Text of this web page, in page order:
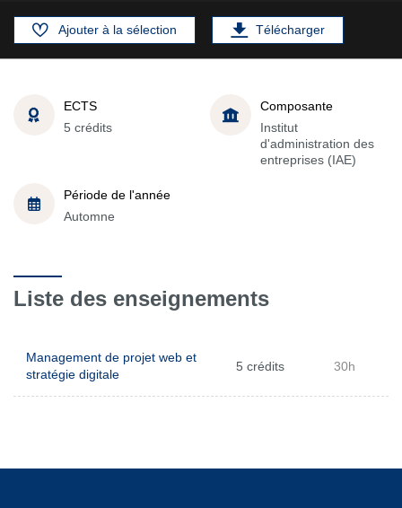
Ajouter à la sélection Télécharger
ECTS
5 crédits
Composante
Institut
d'administration des
entreprises (IAE)
Période de l'année
Automne
Liste des enseignements
Management de projet web et
stratégie digitale
5 crédits 30h